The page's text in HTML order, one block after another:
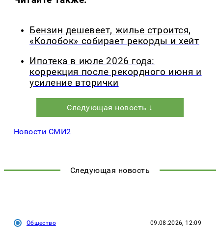
Бензин дешевеет, жилье строится,
«Колобок» собирает рекорды и хейт
Ипотека в июле 2026 года:
коррекция после рекордного июня и
усиление вторички
Следующая новость ↓
Новости СМИ2
Следующая новость
Общество 09.08.2026, 12:09